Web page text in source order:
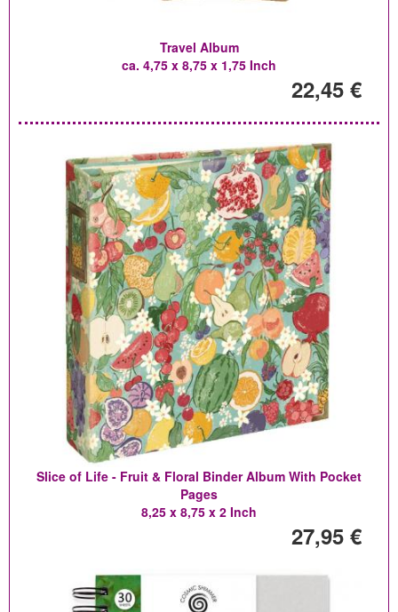
Travel Album
ca. 4,75 x 8,75 x 1,75 Inch
22,45 €
Slice of Life - Fruit & Floral Binder Album With Pocket
Pages
8,25 x 8,75 x 2 Inch
27,95 €